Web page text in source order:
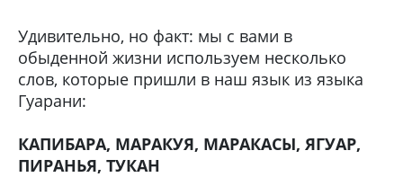
Удивительно, но факт: мы с вами в
обыденной жизни используем несколько
слов, которые пришли в наш язык из языка
Гуарани:
КАПИБАРА, МАРАКУЯ, МАРАКАСЫ, ЯГУАР,
ПИРАНЬЯ, ТУКАН